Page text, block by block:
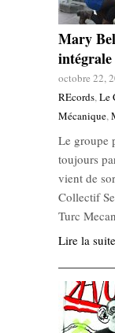
Mary
intégrale
octobre 22,
REcords,Le
Mécanique,
Le groupe
toujours
vient de
Collectif
Turc
Lire la